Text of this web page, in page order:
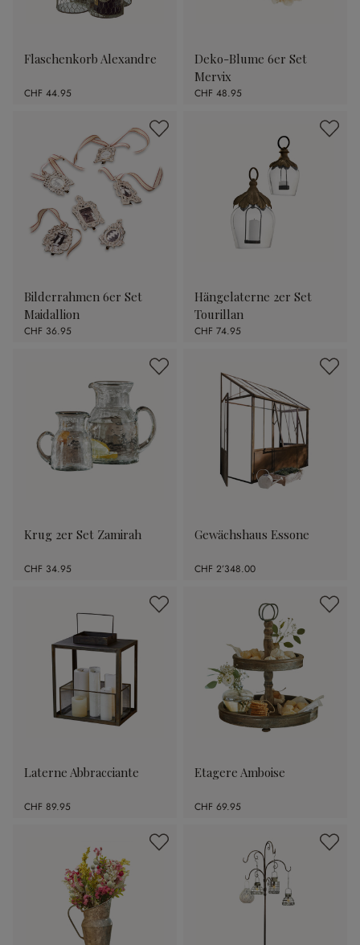
Flaschenkorb Alexandre
CHF 44.95
Deko-Blume 6er Set
Mervix
CHF 48.95
Bilderrahmen 6er Set
Maidallion
CHF 36.95
Hängelaterne 2er Set
Tourillan
CHF 74.95
Krug 2er Set Zamirah
CHF 34.95
Gewächshaus Essone
CHF 2’348.00
Laterne Abbracciante
CHF 89.95
Etagere Amboise
CHF 69.95